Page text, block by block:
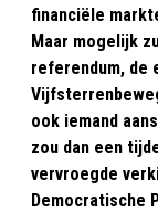
financiële
Maar mogelijk
referendum, de
ook iemand
zou dan een
vervroegde
Democratische